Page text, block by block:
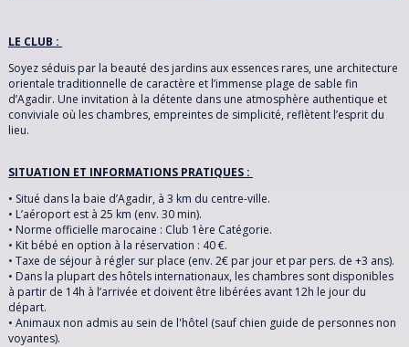
MAROC
POLOGNE
RÉPUBLIQUE DOMINICAINE
RÉPUBLIQUE TCHÈQUE
RHODES
De *
Sujet
Message
AVIS CLIENT
BON À SAVOIR
VOYAGES SEMBLABLES
LE CLUB :
Soyez séduis par la beauté des jardins aux essences rares, une architecture
orientale traditionnelle de caractère et l’immense plage de sable fin
d’Agadir. Une invitation à la détente dans une atmosphère authentique et
conviviale où les chambres, empreintes de simplicité, reflètent l’esprit du
lieu.
SITUATION ET INFORMATIONS PRATIQUES :
• Situé dans la baie d’Agadir, à 3 km du centre-ville.
• L’aéroport est à 25 km (env. 30 min).
• Norme officielle marocaine : Club 1ère Catégorie.
• Kit bébé en option à la réservation : 40 €.
• Taxe de séjour à régler sur place (env. 2€ par jour et par pers. de +3 ans).
• Dans la plupart des hôtels internationaux, les chambres sont disponibles
à partir de 14h à l’arrivée et doivent être libérées avant 12h le jour du
départ.
• Animaux non admis au sein de l'hôtel (sauf chien guide de personnes non
voyantes).